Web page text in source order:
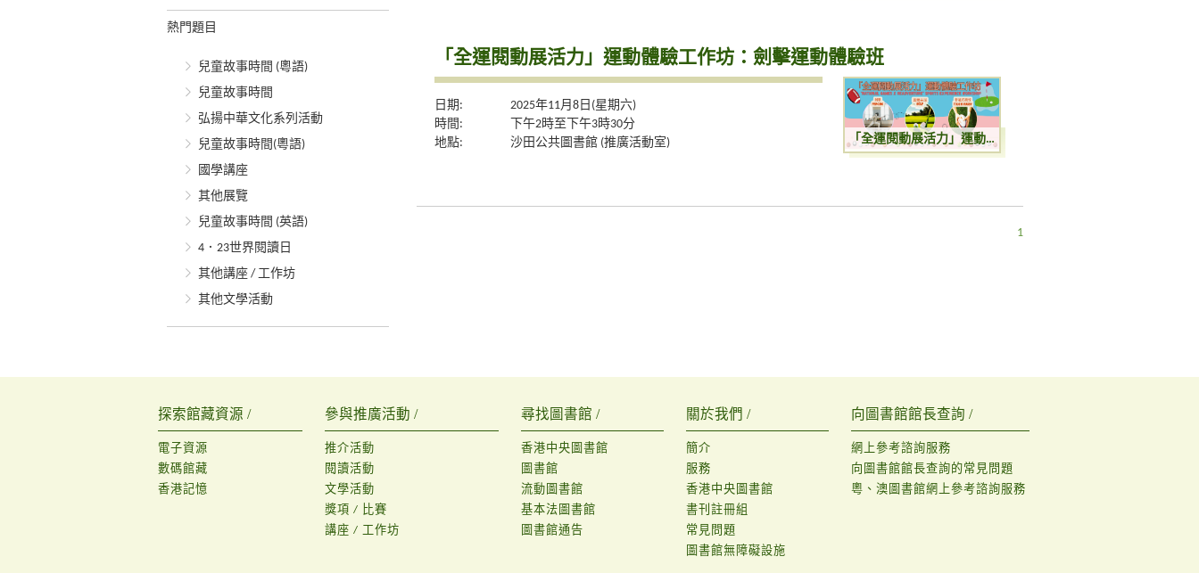
熱門題目
兒童故事時間 (粵語)
兒童故事時間
弘揚中華文化系列活動
兒童故事時間(粵語)
國學講座
其他展覽
兒童故事時間 (英語)
4．23世界閱讀日
其他講座 / 工作坊
其他文學活動
「全運閱動展活力」運動體驗工作坊：劍擊運動體驗班
日期:
2025年11月8日(星期六)
時間:
下午2時至下午3時30分
地點:
沙田公共圖書館 (推廣活動室) 「全運閱動展活力」運動體驗工作坊：劍擊運動體驗班
1
探索館藏資源 /
電子資源
數碼館藏
香港記憶
參與推廣活動 /
推介活動
閱讀活動
文學活動
獎項 / 比賽
講座 / 工作坊
尋找圖書館 /
香港中央圖書館
圖書館
流動圖書館
基本法圖書館
圖書館通告
關於我們 /
簡介
服務
香港中央圖書館
書刊註冊組
常見問題
圖書館無障礙設施
向圖書館館長查詢 /
網上參考諮詢服務
向圖書館館長查詢的常見問題
粵、澳圖書館網上參考諮詢服務